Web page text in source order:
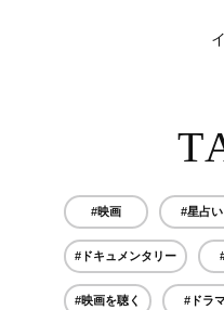
#映画 #星占い
#ドキュメンタリー
#映画を聴く #ドラ